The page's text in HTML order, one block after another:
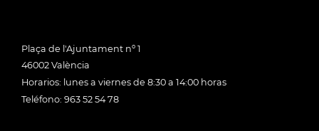
Plaça de l'Ajuntament nº 1
46002 València
Horarios: lunes a viernes de 8:30 a 14:00 horas
Teléfono: 963 52 54 78